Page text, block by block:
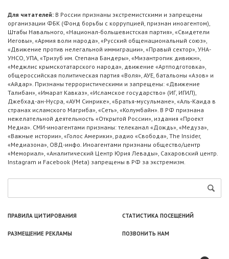
Для читателей: В России признаны экстремистскими и запрещены
организации ФБК (Фонд борьбы с коррупцией, признан иноагентом),
Штабы Навального, «Национал-большевистская партия», «Свидетели
Иеговы», «Армия воли народа», «Русский общенациональный союз»,
«Движение против нелегальной иммиграции», «Правый сектор», УНА-
УНСО, УПА, «Тризуб им. Степана Бандеры», «Мизантропик дивижн»,
«Меджлис крымскотатарского народа», движение «Артподготовка»,
общероссийская политическая партия «Воля», АУЕ, батальоны «Азов» и
«Айдар». Признаны террористическими и запрещены: «Движение
Талибан», «Имарат Кавказ», «Исламское государство» (ИГ, ИГИЛ),
Джебхад-ан-Нусра, «АУМ Синрике», «Братья-мусульмане», «Аль-Каида в
странах исламского Магриба», «Сеть», «Колумбайн». В РФ признана
нежелательной деятельность «Открытой России», издания «Проект
Медиа». СМИ-иноагентами признаны: телеканал «Дождь», «Медуза»,
«Важные истории», «Голос Америки», радио «Свобода», The Insider,
«Медиазона», ОВД-инфо. Иноагентами признаны общество/центр
«Мемориал», «Аналитический Центр Юрия Левады», Сахаровский центр.
Instagram и Facebook (Metа) запрещены в РФ за экстремизм.
ПРАВИЛА ЦИТИРОВАНИЯ СТАТИСТИКА ПОСЕЩЕНИЙ
РАЗМЕЩЕНИЕ РЕКЛАМЫ ПОЗВОНИТЬ НАМ